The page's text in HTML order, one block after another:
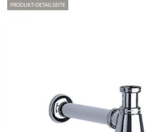
PRODUKT-DETAILSEITE